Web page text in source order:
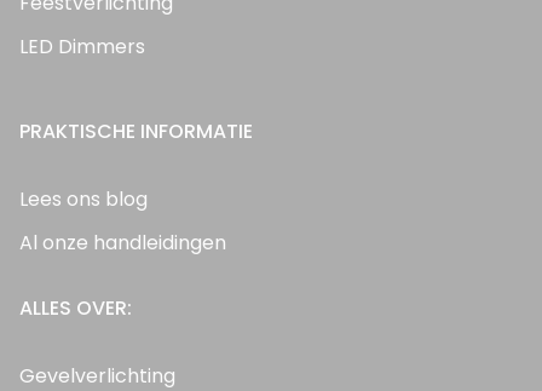
LED Dimmers
PRAKTISCHE INFORMATIE
Lees ons blog
Al onze handleidingen
ALLES OVER:
Gevelverlichting